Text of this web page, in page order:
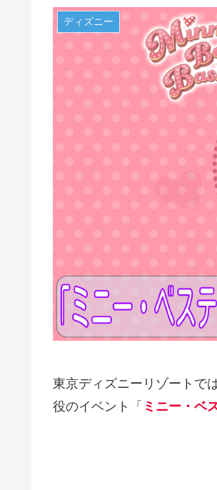
ディズニー
東京ディズニーリゾートで
役のイベント「 ミニー・ベ